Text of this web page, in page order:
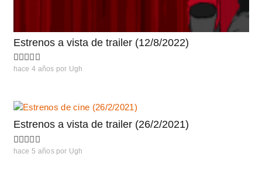
Estrenos a vista de trailer (12/8/2022)
hace 4 años por Ugh
Estrenos a vista de trailer (26/2/2021)
hace 5 años por Ugh